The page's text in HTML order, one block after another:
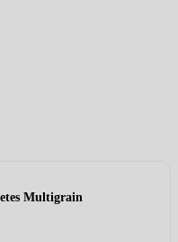
Multigrain